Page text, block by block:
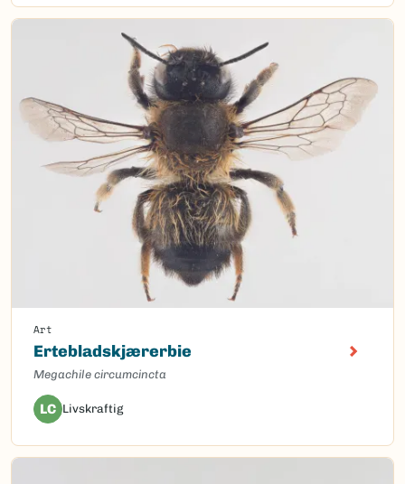
Art
Ertebladskjærerbie
Megachile circumcincta
LC Livskraftig